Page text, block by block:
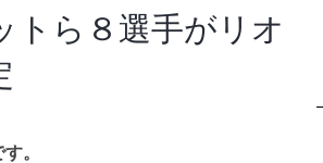
トら８選手がリオ
。